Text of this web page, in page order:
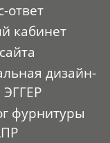
ответ
кабинет
дизайн-
ЭГГЕР
фурнитуры